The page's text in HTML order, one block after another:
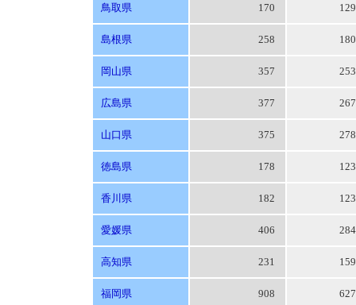
鳥取県 170
島根県 258
岡山県 357
広島県 377
山口県 375
徳島県 178
香川県 182
愛媛県 406
高知県 231
福岡県 908